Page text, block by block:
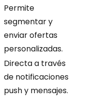
Permite
segmentar y
enviar ofertas
personalizadas.
Directa a través
de notificaciones
push y mensajes.